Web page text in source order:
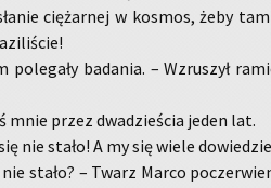
cię­żar­nej w ko­smos, żeby
po­le­ga­ły ba­da­nia. – Wzru­szył
mnie przez dwa­dzie­ścia jeden lat.
nie stało! A my się wiele
stało? – Twarz Marco